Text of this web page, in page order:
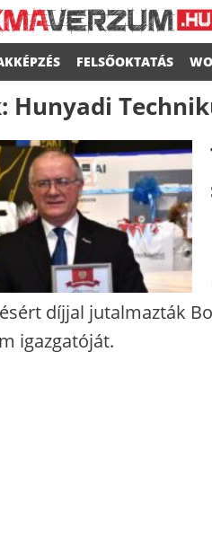
FELSŐOKTATÁS
Hunyadi
díjjal jutalmazták
igazgatóját.